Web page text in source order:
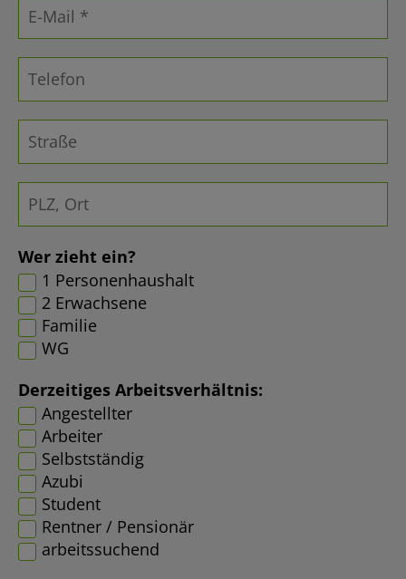
Wer zieht ein?
1 Personenhaushalt
2 Erwachsene
Familie
WG
Derzeitiges Arbeitsverhältnis:
Angestellter
Arbeiter
Selbstständig
Azubi
Student
Rentner / Pensionär
arbeitssuchend